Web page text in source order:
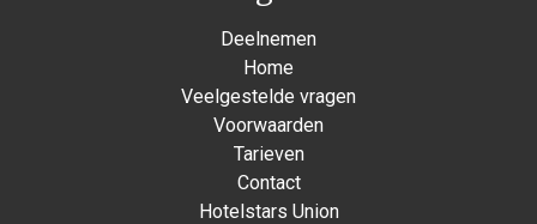
Deelnemen
Home
Veelgestelde vragen
Voorwaarden
Tarieven
Contact
Hotelstars Union